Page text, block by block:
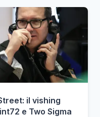
il vishing
e Two Sigma